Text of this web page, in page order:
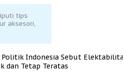
tips
aksesori,
Indonesia Sebut
dan Tetap Teratas